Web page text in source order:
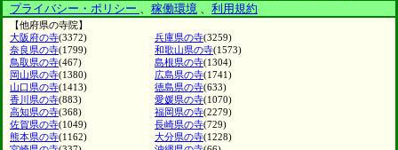
プライバシー・ポリシー 、 稼働環境 、 利用規約
【他府県の寺院】
大阪府の寺(3372) 兵庫県の寺(3259)
奈良県の寺(1799) 和歌山県の寺(1573)
鳥取県の寺(467) 島根県の寺(1304)
岡山県の寺(1380) 広島県の寺(1741)
山口県の寺(1413) 徳島県の寺(633)
香川県の寺(883) 愛媛県の寺(1070)
高知県の寺(368) 福岡県の寺(2279)
佐賀県の寺(1049) 長崎県の寺(729)
熊本県の寺(1162) 大分県の寺(1228)